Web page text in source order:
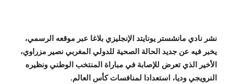
نشر نادي مانشستر يونايتد الإنجليزي بلاغا عبر موقعه الرسمي،
يخبر فيه عن جديد الحالة الصحية للدولي المغربي نصير مزراوي،
الأخير الذي تعرض للإصابة في مباراة المنتخب الوطني ونظيره
النرويجي وديا، استعدادا لمنافسات كأس العالم.